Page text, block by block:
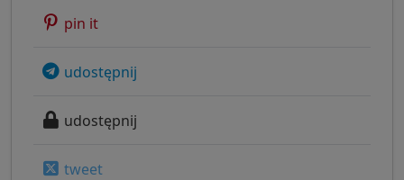
pin it
udostępnij
udostępnij
tweet